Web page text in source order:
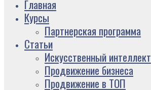
Главная
Курсы
Партнерская программа
Статьи
Искусственный интеллект
Продвижение бизнеса
Продвижение в ТОП